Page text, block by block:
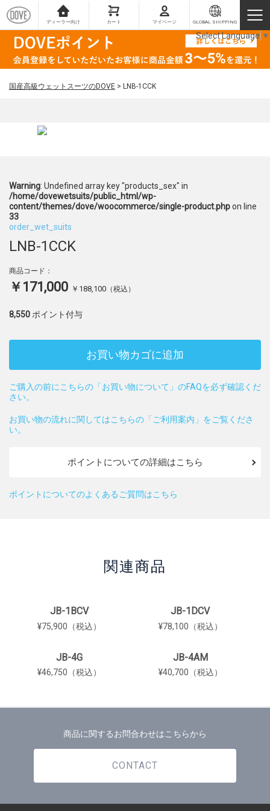
ディーラー向け カート マイページ GLOBAL SHIPPING
国産高級ウェットスーツのDOVE > LNB-1CCK
Warning: Undefined array key "products_sex" in
/home/dovewetsuits/public_html/wp-
content/themes/dove/woocommerce/single-product.phpon line
33
order_wet_suits
LNB-1CCK
商品コード：
￥171,000 ￥188,100 （税込）
8,550 ポイント付与
お買い物カゴに追加
ご購入の前にこちらの「お買い物について」のFAQを必ず確認くだ
さい。
お買い物の流れに関してはこちらの「ご利用案内」をご覧くださ
い。
ポイントについての詳細はこちら
ポイントについてのよくあるご質問はこちら
関連商品
JB-1BCV
¥75,900（税込）
JB-1DCV
¥78,100（税込）
JB-4G
¥46,750（税込）
JB-4AM
¥40,700（税込）
商品に関するお問合わせはこちらから
CONTACT
Select Language ▼